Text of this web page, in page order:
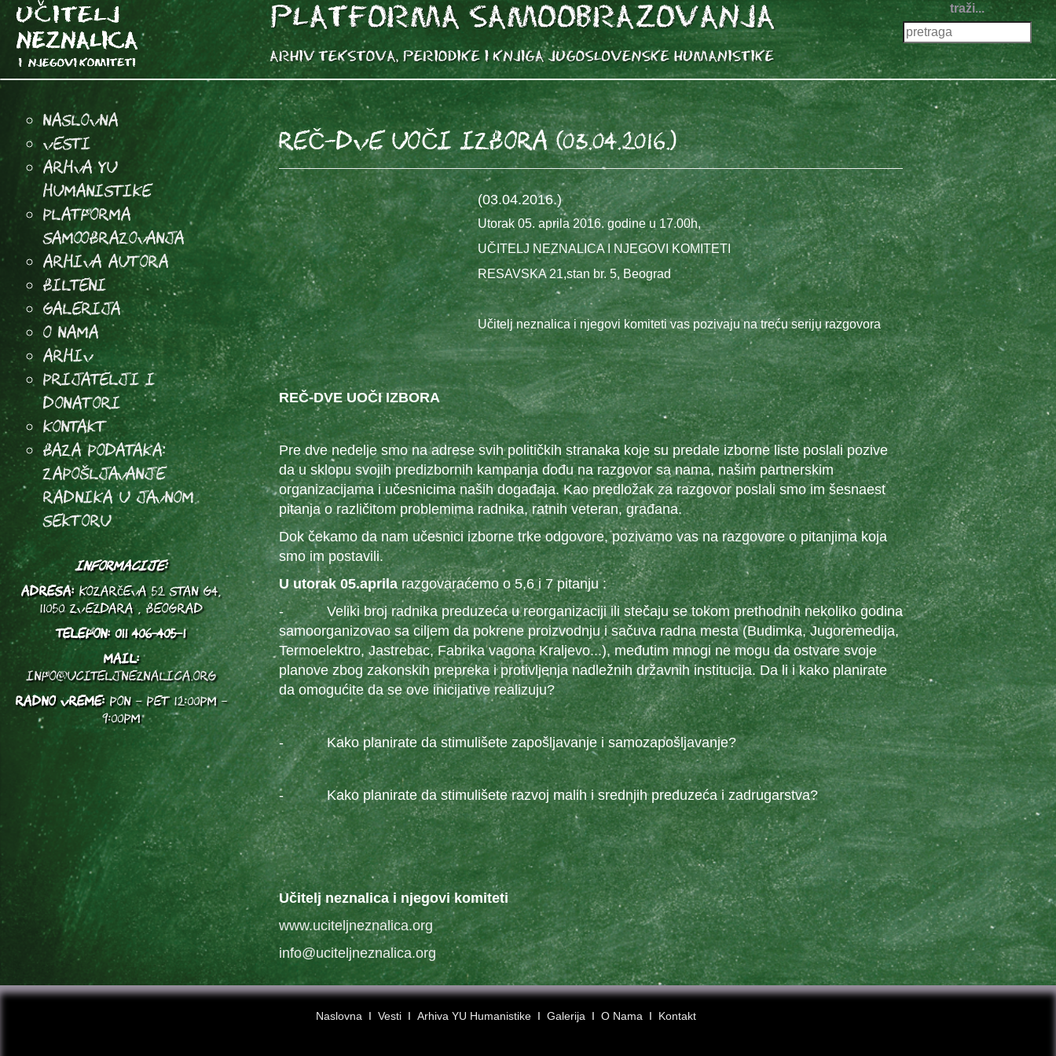
traži...
Naslovna
Vesti
Arhva YU
Humanistike
Platforma
samoobrazovanja
arhiva autora
Bilteni
Galerija
O Nama
Arhiv
Prijatelji i
donatori
Kontakt
Baza podataka:
Zapošljavanje
radnika u javnom
sektoru
INFORMACIJE:
ADRESA:Kozarčeva 52 stan G4,
11050 Zvezdara , Beograd
TELEFON: 011 406-405-1
MAIL:
info@uciteljneznalica.org
RADNO VREME:PON - PET 12:00PM -
9:00PM
REČ-DVE UOČI IZBORA (03.04.2016.)
(03.04.2016.)
Utorak 05. aprila 2016. godine u 17.00h,
UČITELJ NEZNALICA I NJEGOVI KOMITETI
RESAVSKA 21,stan br. 5, Beograd
Učitelj neznalica i njegovi komiteti vas pozivaju na treću seriju razgovora
REČ-DVE UOČI IZBORA
Pre dve nedelje smo na adrese svih političkih stranaka koje su predale izborne liste poslali pozive
da u sklopu svojih predizbornih kampanja dođu na razgovor sa nama, našim partnerskim
organizacijama i učesnicima naših događaja. Kao predložak za razgovor poslali smo im šesnaest
pitanja o različitom problemima radnika, ratnih veteran, građana.
Dok čekamo da nam učesnici izborne trke odgovore, pozivamo vas na razgovore o pitanjima koja
smo im postavili.
U utorak 05.aprilarazgovaraćemo o 5,6 i 7 pitanju :
- Veliki broj radnika preduzeća u reorganizaciji ili stečaju se tokom prethodnih nekoliko godina
samoorganizovao sa ciljem da pokrene proizvodnju i sačuva radna mesta (Budimka, Jugoremedija,
Termoelektro, Jastrebac, Fabrika vagona Kraljevo...), međutim mnogi ne mogu da ostvare svoje
planove zbog zakonskih prepreka i protivljenja nadležnih državnih institucija. Da li i kako planirate
da omogućite da se ove inicijative realizuju?
- Kako planirate da stimulišete zapošljavanje i samozapošljavanje?
- Kako planirate da stimulišete razvoj malih i srednjih preduzeća i zadrugarstva?
Učitelj neznalica i njegovi komiteti
www.uciteljneznalica.org
info@uciteljneznalica.org
Naslovna Ι Vesti Ι Arhiva YU Humanistike Ι Galerija Ι O Nama Ι Kontakt